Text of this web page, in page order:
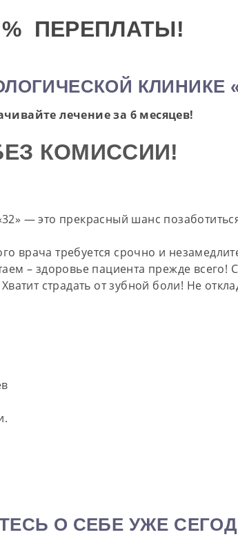
% ПЕРЕПЛАТЫ!
КЛИНИКЕ
лечение за 6 месяцев!
КОМИССИИ!
— это прекрасный шанс
требуется срочно и
– здоровье пациента прежде всего!
страдать от зубной боли! Не
О СЕБЕ УЖЕ